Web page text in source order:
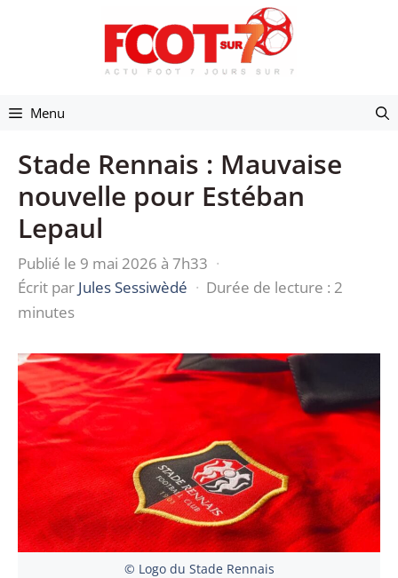
Menu
Stade Rennais : Mauvaise
nouvelle pour Estéban
Lepaul
Publié le 9 mai 2026 à 7h33 ·
Écrit par Jules Sessiwèdé · Durée de lecture : 2
minutes
© Logo du Stade Rennais